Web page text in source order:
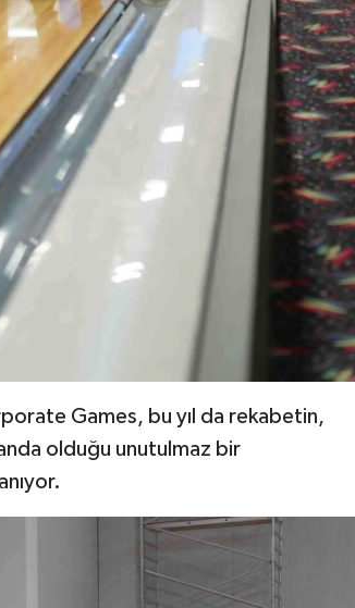
Games, bu yıl da rekabetin,
olduğu unutulmaz bir